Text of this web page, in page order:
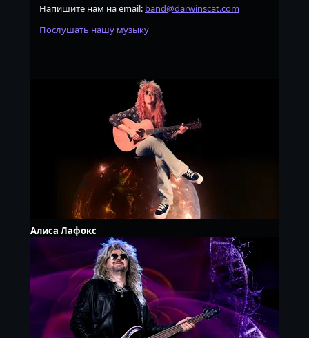
Напишите нам на email: band@darwinscat.com
Послушать нашу музыку
Алиса Лафокс